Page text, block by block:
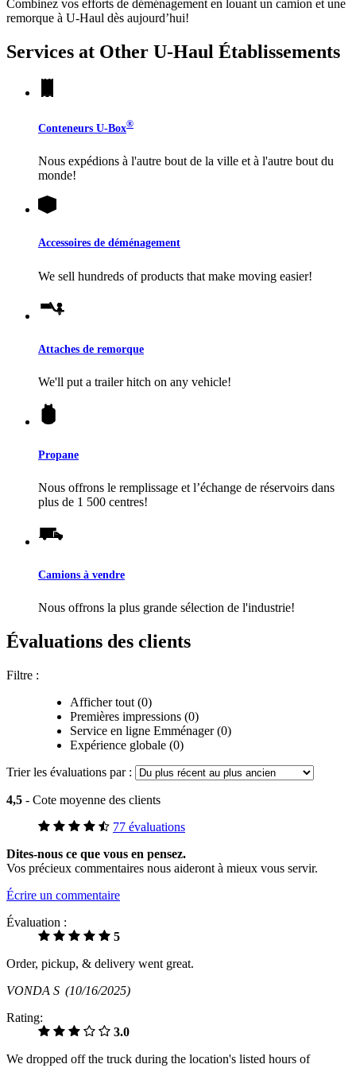
Combinez vos efforts de déménagement en louant un camion et une
remorque à U-Haul dès aujourd’hui!
Services at Other U-Haul Établissements
Conteneurs U-Box®
Nous expédions à l'autre bout de la ville et à l'autre bout du
monde!
Accessoires de déménagement
We sell hundreds of products that make moving easier!
Attaches de remorque
We'll put a trailer hitch on any vehicle!
Propane
Nous offrons le remplissage et l’échange de réservoirs dans
plus de 1 500 centres!
Camions à vendre
Nous offrons la plus grande sélection de l'industrie!
Évaluations des clients
Filtre :
Afficher tout (0)
Premières impressions (0)
Service en ligne Emménager (0)
Expérience globale (0)
Trier les évaluations par :
4,5 - Cote moyenne des clients
77 évaluations
Dites-nous ce que vous en pensez.
Vos précieux commentaires nous aideront à mieux vous servir.
Écrire un commentaire
Évaluation :
5
Order, pickup, & delivery went great.
VONDA S (10/16/2025)
Rating:
3.0
We dropped off the truck during the location's listed hours of